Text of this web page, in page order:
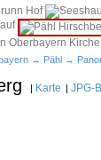
→ Pähl →
| Karte | JPG-